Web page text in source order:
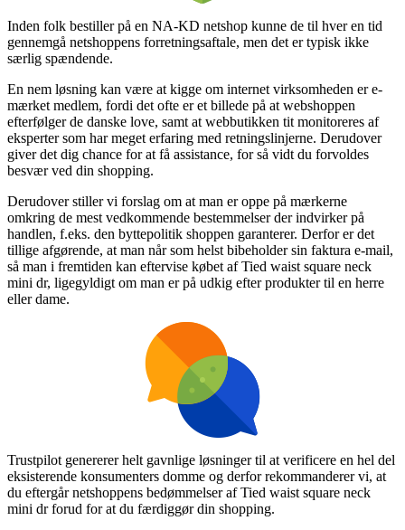
Inden folk bestiller på en NA-KD netshop kunne de til hver en tid
gennemgå netshoppens forretningsaftale, men det er typisk ikke
særlig spændende.
En nem løsning kan være at kigge om internet virksomheden er e-
mærket medlem, fordi det ofte er et billede på at webshoppen
efterfølger de danske love, samt at webbutikken tit monitoreres af
eksperter som har meget erfaring med retningslinjerne. Derudover
giver det dig chance for at få assistance, for så vidt du forvoldes
besvær ved din shopping.
Derudover stiller vi forslag om at man er oppe på mærkerne
omkring de mest vedkommende bestemmelser der indvirker på
handlen, f.eks. den byttepolitik shoppen garanterer. Derfor er det
tillige afgørende, at man når som helst bibeholder sin faktura e-mail,
så man i fremtiden kan eftervise købet af Tied waist square neck
mini dr, ligegyldigt om man er på udkig efter produkter til en herre
eller dame.
Trustpilot genererer helt gavnlige løsninger til at verificere en hel del
eksisterende konsumenters domme og derfor rekommanderer vi, at
du eftergår netshoppens bedømmelser af Tied waist square neck
mini dr forud for at du færdiggør din shopping.